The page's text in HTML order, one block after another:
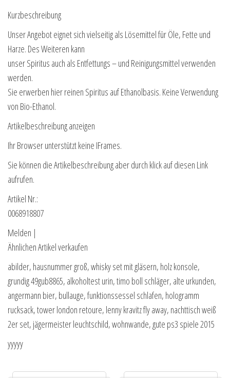
Kurzbeschreibung
Unser Angebot eignet sich vielseitig als Lösemittel für Öle, Fette und
Harze. Des Weiteren kann
unser Spiritus auch als Entfettungs – und Reinigungsmittel verwenden
werden.
Sie erwerben hier reinen Spiritus auf Ethanolbasis. Keine Verwendung
von Bio-Ethanol.
Artikelbeschreibung anzeigen
Ihr Browser unterstützt keine IFrames.
Sie können die Artikelbeschreibung aber durch klick auf diesen Link
aufrufen.
Artikel Nr.:
0068918807
Melden |
Ähnlichen Artikel verkaufen
abilder, hausnummer groß, whisky set mit gläsern, holz konsole,
grundig 49gub8865, alkoholtest urin, timo boll schläger, alte urkunden,
angermann bier, bullauge, funktionssessel schlafen, hologramm
rucksack, tower london retoure, lenny kravitz fly away, nachttisch weiß
2er set, jägermeister leuchtschild, wohnwande, gute ps3 spiele 2015
yyyyy